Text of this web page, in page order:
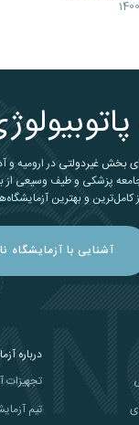
بخش غیردولتی در ارومیه و
پزشکی و طیف وسیعی از
کامل‌ترین و بهترین
آشنایی با آزمایشگاه
درباره
تجهیزات
تیم